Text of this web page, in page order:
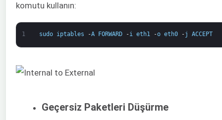
komutu kullanın:
1 sudo iptables -A FORWARD -i eth1 -o eth0 -j ACCEPT
Geçersiz Paketleri Düşürme